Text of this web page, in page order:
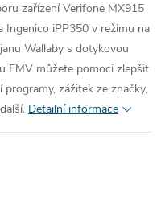
zařízení Verifone MX915
Ingenico iPP350 v režimu na
Wallaby s dotykovou
EMV můžete pomoci zlepšit
zážitek ze značky,
Detailní informace